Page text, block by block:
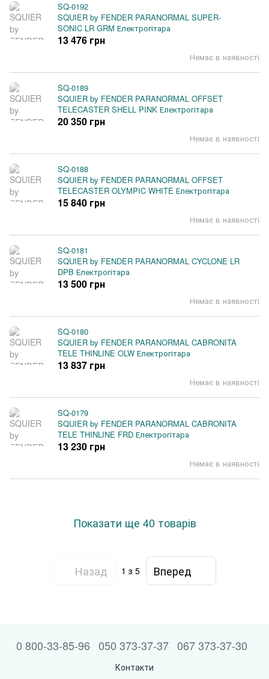
SQ-0192
SQUIER by FENDER PARANORMAL SUPER-
SONIC LR GRM Електрогітара
Немає в наявності
13 476 грн
SQ-0189
SQUIER by FENDER PARANORMAL OFFSET
TELECASTER SHELL PINK Електрогітара
Немає в наявності
20 350 грн
SQ-0188
SQUIER by FENDER PARANORMAL OFFSET
TELECASTER OLYMPIC WHITE Електрогітара
Немає в наявності
15 840 грн
SQ-0181
SQUIER by FENDER PARANORMAL CYCLONE LR
DPB Електрогітара
Немає в наявності
13 500 грн
SQ-0180
SQUIER by FENDER PARANORMAL CABRONITA
TELE THINLINE OLW Електрогітара
Немає в наявності
13 837 грн
SQ-0179
SQUIER by FENDER PARANORMAL CABRONITA
TELE THINLINE FRD Електрогітара
Немає в наявності
13 230 грн
Показати ще 40 товарів
Назад 1 з 5 Вперед
0 800-33-85-96 050 373-37-37 067 373-37-30
Контакти